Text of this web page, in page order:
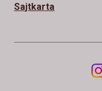
Sajtkarta